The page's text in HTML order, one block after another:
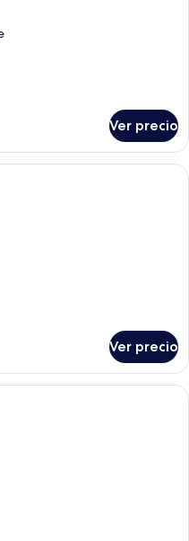
Ver precio
salón amplio con dos sofás
Ver precio